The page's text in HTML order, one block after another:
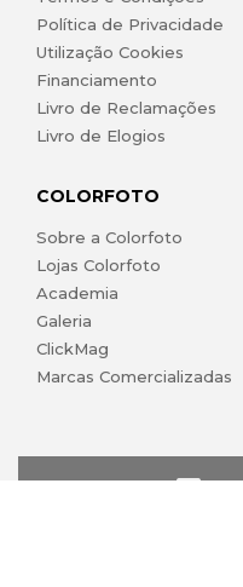
Política de Privacidade
Utilização Cookies
Financiamento
Livro de Reclamações
Livro de Elogios
COLORFOTO
Sobre a Colorfoto
Lojas Colorfoto
Academia
Galeria
ClickMag
Marcas Comercializadas